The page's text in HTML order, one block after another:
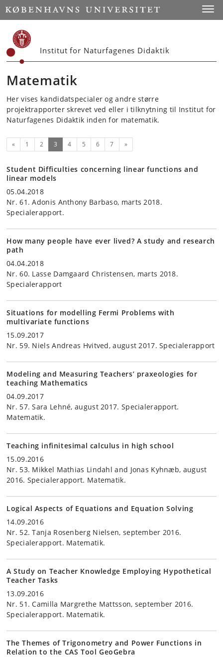
Start
Institut for Naturfagenes Didaktik
Matematik
Her vises kandidatspecialer og andre større
projektrapporter skrevet ved eller i tilknytning til Institut for
Naturfagenes Didaktik inden for matematik.
Forrige
« 1 2 3 (nuværende)
4 5 6 7 Næste
»
Student Difficulties concerning linear functions and
linear models
05.04.2018
Nr. 61. Adonis Anthony Barbaso, marts 2018.
Specialerapport.
How many people have ever lived? A study and research
path
04.04.2018
Nr. 60. Lasse Damgaard Christensen, marts 2018.
Specialerapport
Situations for modelling Fermi Problems with
multivariate functions
15.09.2017
Nr. 59. Niels Andreas Hvitved, august 2017. Specialerapport
Modeling and Measuring Teachers’ praxeologies for
teaching Mathematics
04.09.2017
Nr. 57. Sara Lehné, august 2017. Specialerapport.
Matematik.
Teaching infinitesimal calculus in high school
15.09.2016
Nr. 53. Mikkel Mathias Lindahl and Jonas Kyhnæb, august
2016. Specialerapport. Matematik.
Logical Aspects of Equations and Equation Solving
14.09.2016
Nr. 52. Tanja Rosenberg Nielsen, september 2016.
Specialerapport. Matematik.
A Study on Teacher Knowledge Employing Hypothetical
Teacher Tasks
13.09.2016
Nr. 51. Camilla Margrethe Mattsson, september 2016.
Specialerapport. Matematik.
The Themes of Trigonometry and Power Functions in
Relation to the CAS Tool GeoGebra